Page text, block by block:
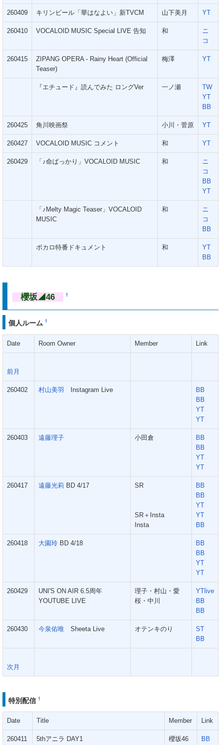
260409 キリンビール「華はなよい」新TVCM 山下美月 YT
260410 VOCALOID MUSIC Special LIVE 告知 和
ニ
コ
260415
ZIPANG OPERA - Rainy Heart (Official
Teaser)
梅澤 YT
『エチュード』読んでみた ロングVer 一ノ瀬
TW
YT
BB
260425 角川映画祭 小川・菅原 YT
260427 VOCALOID MUSIC コメント 和 YT
260429 「♪命ばっかり」VOCALOID MUSIC 和
ニ
コ
BB
YT
「♪Melty Magic Teaser」VOCALOID
MUSIC
和
ニ
コ
BB
ボカロ特番ドキュメント 和
YT
BB
櫻坂◢46 †
個人ルーム †
Date Room Owner Member Link
前月
260402 村山美羽 Instagram Live
BB
BB
YT
YT
260403 遠藤理子 小田倉
BB
BB
YT
YT
260417 遠藤光莉 BD 4/17 SR
SR＋Insta
Insta
BB
BB
YT
YT
BB
260418 大園玲 BD 4/18
BB
BB
YT
YT
260429
UNI'S ON AIR 6.5周年
YOUTUBE LIVE
理子・村山・愛
桜・中川
YTlive
BB
BB
260430 今泉佑唯 Sheeta Live オテンキのり
ST
BB
次月
特別配信 †
Date Title Member Link
260411 5thアニラ DAY1 櫻坂46
BB